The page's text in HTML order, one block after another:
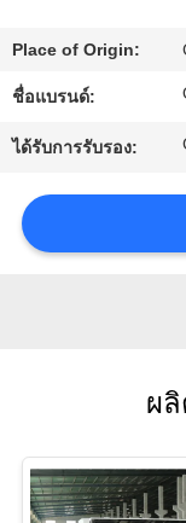
ทัวร์
โรงงาน
ควบคุม
เรา
Place of Origin:
ชื่อแบรนด์:
ได้รับการรับรอง:
ผ